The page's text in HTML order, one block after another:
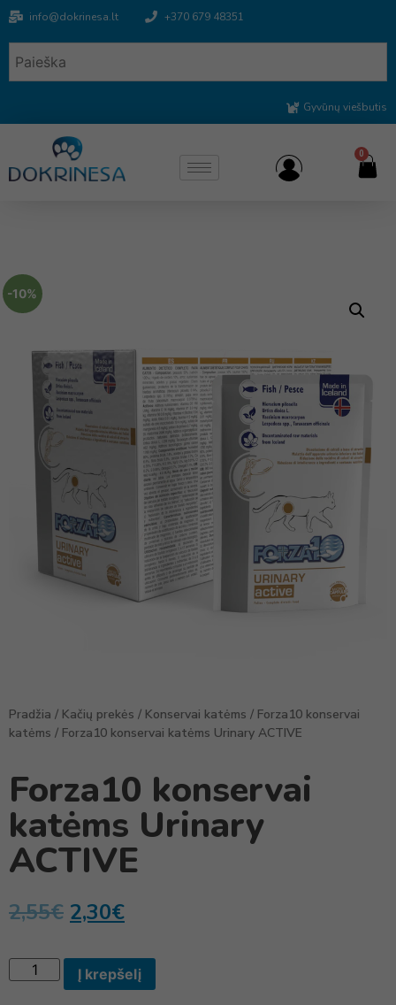
info@dokrinesa.lt +370 679 48351
Gyvūnų viešbutis
0
-10%
Pradžia / Kačių prekės / Konservai katėms / Forza10 konservai
katėms / Forza10 konservai katėms Urinary ACTIVE
Forza10 konservai
katėms Urinary
ACTIVE
2,55€ 2,30€
Į krepšelį